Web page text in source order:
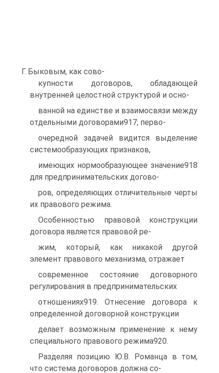
Г. Быковым, как сово-
купности договоров, обладающей
внутренней целостной структурой и осно-
ванной на единстве и взаимосвязи между
отдельными договорами917, перво-
очередной задачей видится выделение
системообразующих признаков,
имеющих нормообразующее значение918
для предпринимательских догово-
ров, определяющих отличительные черты
их правового режима.
Особенностью правовой конструкции
договора является правовой ре-
жим, который, как никакой другой
элемент правового механизма, отражает
современное состояние договорного
регулирования в предпринимательских
отношениях919. Отнесение договора к
определенной договорной конструкции
делает возможным применение к нему
специального правового режима920.
Разделяя позицию Ю.В. Романца в том,
что система договоров должна со-